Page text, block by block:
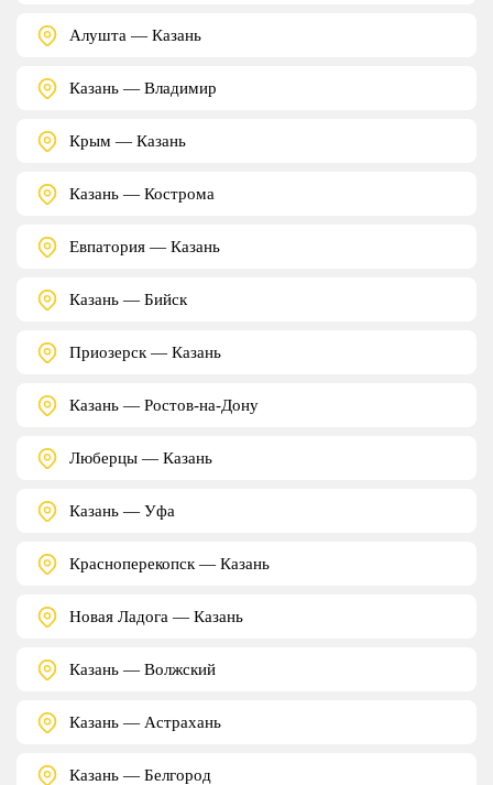
Алушта — Казань
Казань — Владимир
Крым — Казань
Казань — Кострома
Евпатория — Казань
Казань — Бийск
Приозерск — Казань
Казань — Ростов-на-Дону
Люберцы — Казань
Казань — Уфа
Красноперекопск — Казань
Новая Ладога — Казань
Казань — Волжский
Казань — Астрахань
Казань — Белгород